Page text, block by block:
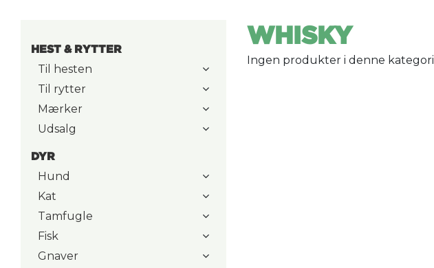
HEST & RYTTER
Til hesten
Til rytter
Mærker
Udsalg
DYR
Hund
Kat
Tamfugle
Fisk
Gnaver
WHISKY
Ingen produkter i denne kategori